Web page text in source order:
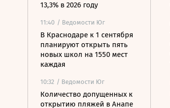
13,3% в 2026 году
11:40 / Ведомости Юг
В Краснодаре к 1 сентября
планируют открыть пять
новых школ на 1550 мест
каждая
10:32 / Ведомости Юг
Количество допущенных к
открытию пляжей в Анапе